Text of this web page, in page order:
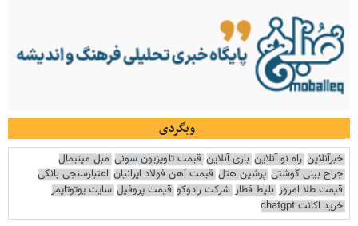
وبگردی
خبرآنلاین راه نو آنلاین بازی آنلاین قیمت تلویزیون سونی مبل مینیمال
جراح بینی گوشتی پرشین هتل قیمت آهن فولاد ایرانیان اعتبارسنجی بانکی
قیمت طلا امروز بلیط قطار شرکت رادوکو قیمت پروفیل سایت یوتوتایمز
خرید اکانت chatgpt